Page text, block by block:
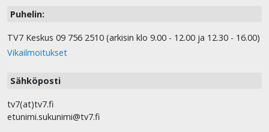
Puhelin:
TV7 Keskus 09 756 2510 (arkisin klo 9.00 - 12.00 ja 12.30 - 16.00)
Vikailmoitukset
Sähköposti
tv7(at)tv7.fi
etunimi.sukunimi@tv7.fi